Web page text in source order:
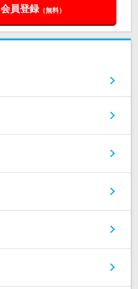
会員登録（無料）